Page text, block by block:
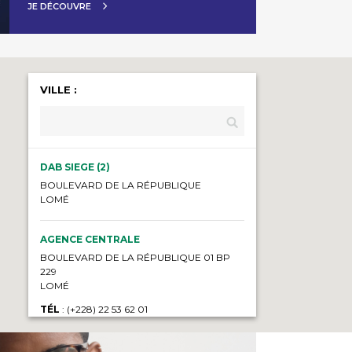
JE DÉCOUVRE
VILLE :
DAB SIEGE (2)
BOULEVARD DE LA RÉPUBLIQUE
LOMÉ
AGENCE CENTRALE
BOULEVARD DE LA RÉPUBLIQUE 01 BP
229
LOMÉ
TÉL : (+228) 22 53 62 01
DAB HÔTEL 2 FÉVRIER